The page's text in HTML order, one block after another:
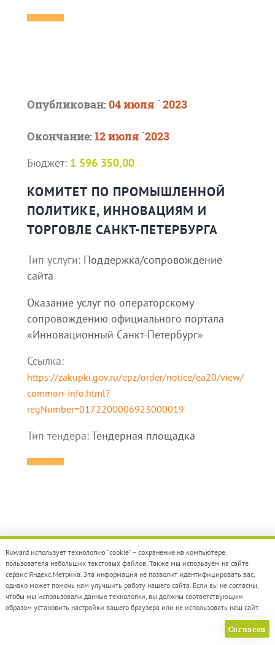
Опубликован:04 июля ` 2023
Окончание:12 июля `2023
Бюджет: 1 596 350,00
КОМИТЕТ ПО ПРОМЫШЛЕННОЙ
ПОЛИТИКЕ, ИННОВАЦИЯМ И
ТОРГОВЛЕ САНКТ-ПЕТЕРБУРГА
Тип услуги: Поддержка/сопровождение
сайта
Оказание услуг по операторскому
сопровождению официального портала
«Инновационный Санкт-Петербург»
Ссылка:
https://zakupki.gov.ru/epz/order/notice/ea20/view/
common-info.html?
regNumber=0172200006923000019
Тип тендера:Тендерная площадка
РЕЙТИНГИ СЕРТИФИКАЦИЯ ТЕНДЕРЫ
КЕЙСЫ
AWARD
НОВОСТИ
О НАС
Ruward использует технологию "cookie" – сохранение на компьютере
пользователя небольших текстовых файлов. Также мы используем на сайте
сервис Яндекс.Метрика. Эта информация не позволит идентифицировать вас,
однако может помочь нам улучшить работу нашего сайта. Если вы не согласны,
чтобы мы использовали данные технологии, вы должны соответствующим
образом установить настройки вашего браузера или не использовать наш сайт.
Согласен